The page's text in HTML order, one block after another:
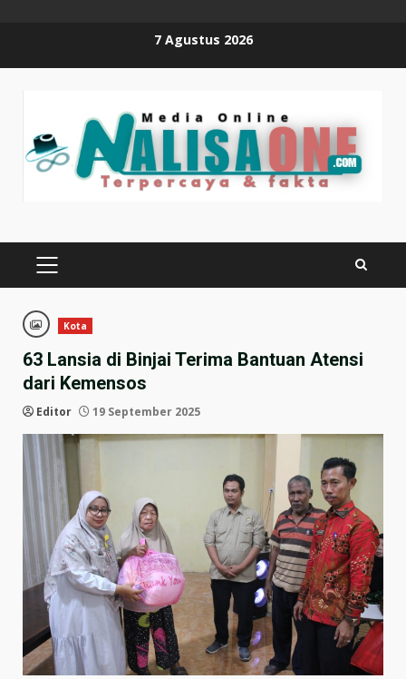
7 Agustus 2026
PRIMARY
Kota
63 Lansia di Binjai Terima Bantuan Atensi
dari Kemensos
Editor 19 September 2025